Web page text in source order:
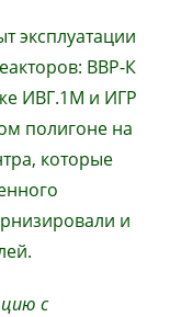
эксплуатации
ВВР-К
ИВГ.1М и ИГР
полигоне на
которые
и
с